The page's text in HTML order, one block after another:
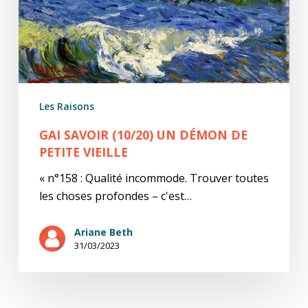
vieille
Les Raisons
GAI SAVOIR (10/20) UN DÉMON DE
PETITE VIEILLE
« n°158 : Qualité incommode. Trouver toutes
les choses profondes – c'est…
Ariane Beth
31/03/2023